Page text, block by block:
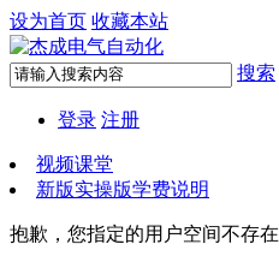
设为首页 收藏本站
搜索
登录 注册
视频课堂
新版实操版学费说明
抱歉，您指定的用户空间不存在